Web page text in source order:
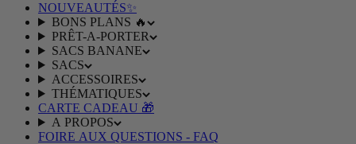
NOUVEAUTÉS✨
BONS PLANS 🔥
PRÊT-A-PORTER
SACS BANANE
SACS
ACCESSOIRES
THÉMATIQUES
CARTE CADEAU 🎁
A PROPOS
FOIRE AUX QUESTIONS - FAQ